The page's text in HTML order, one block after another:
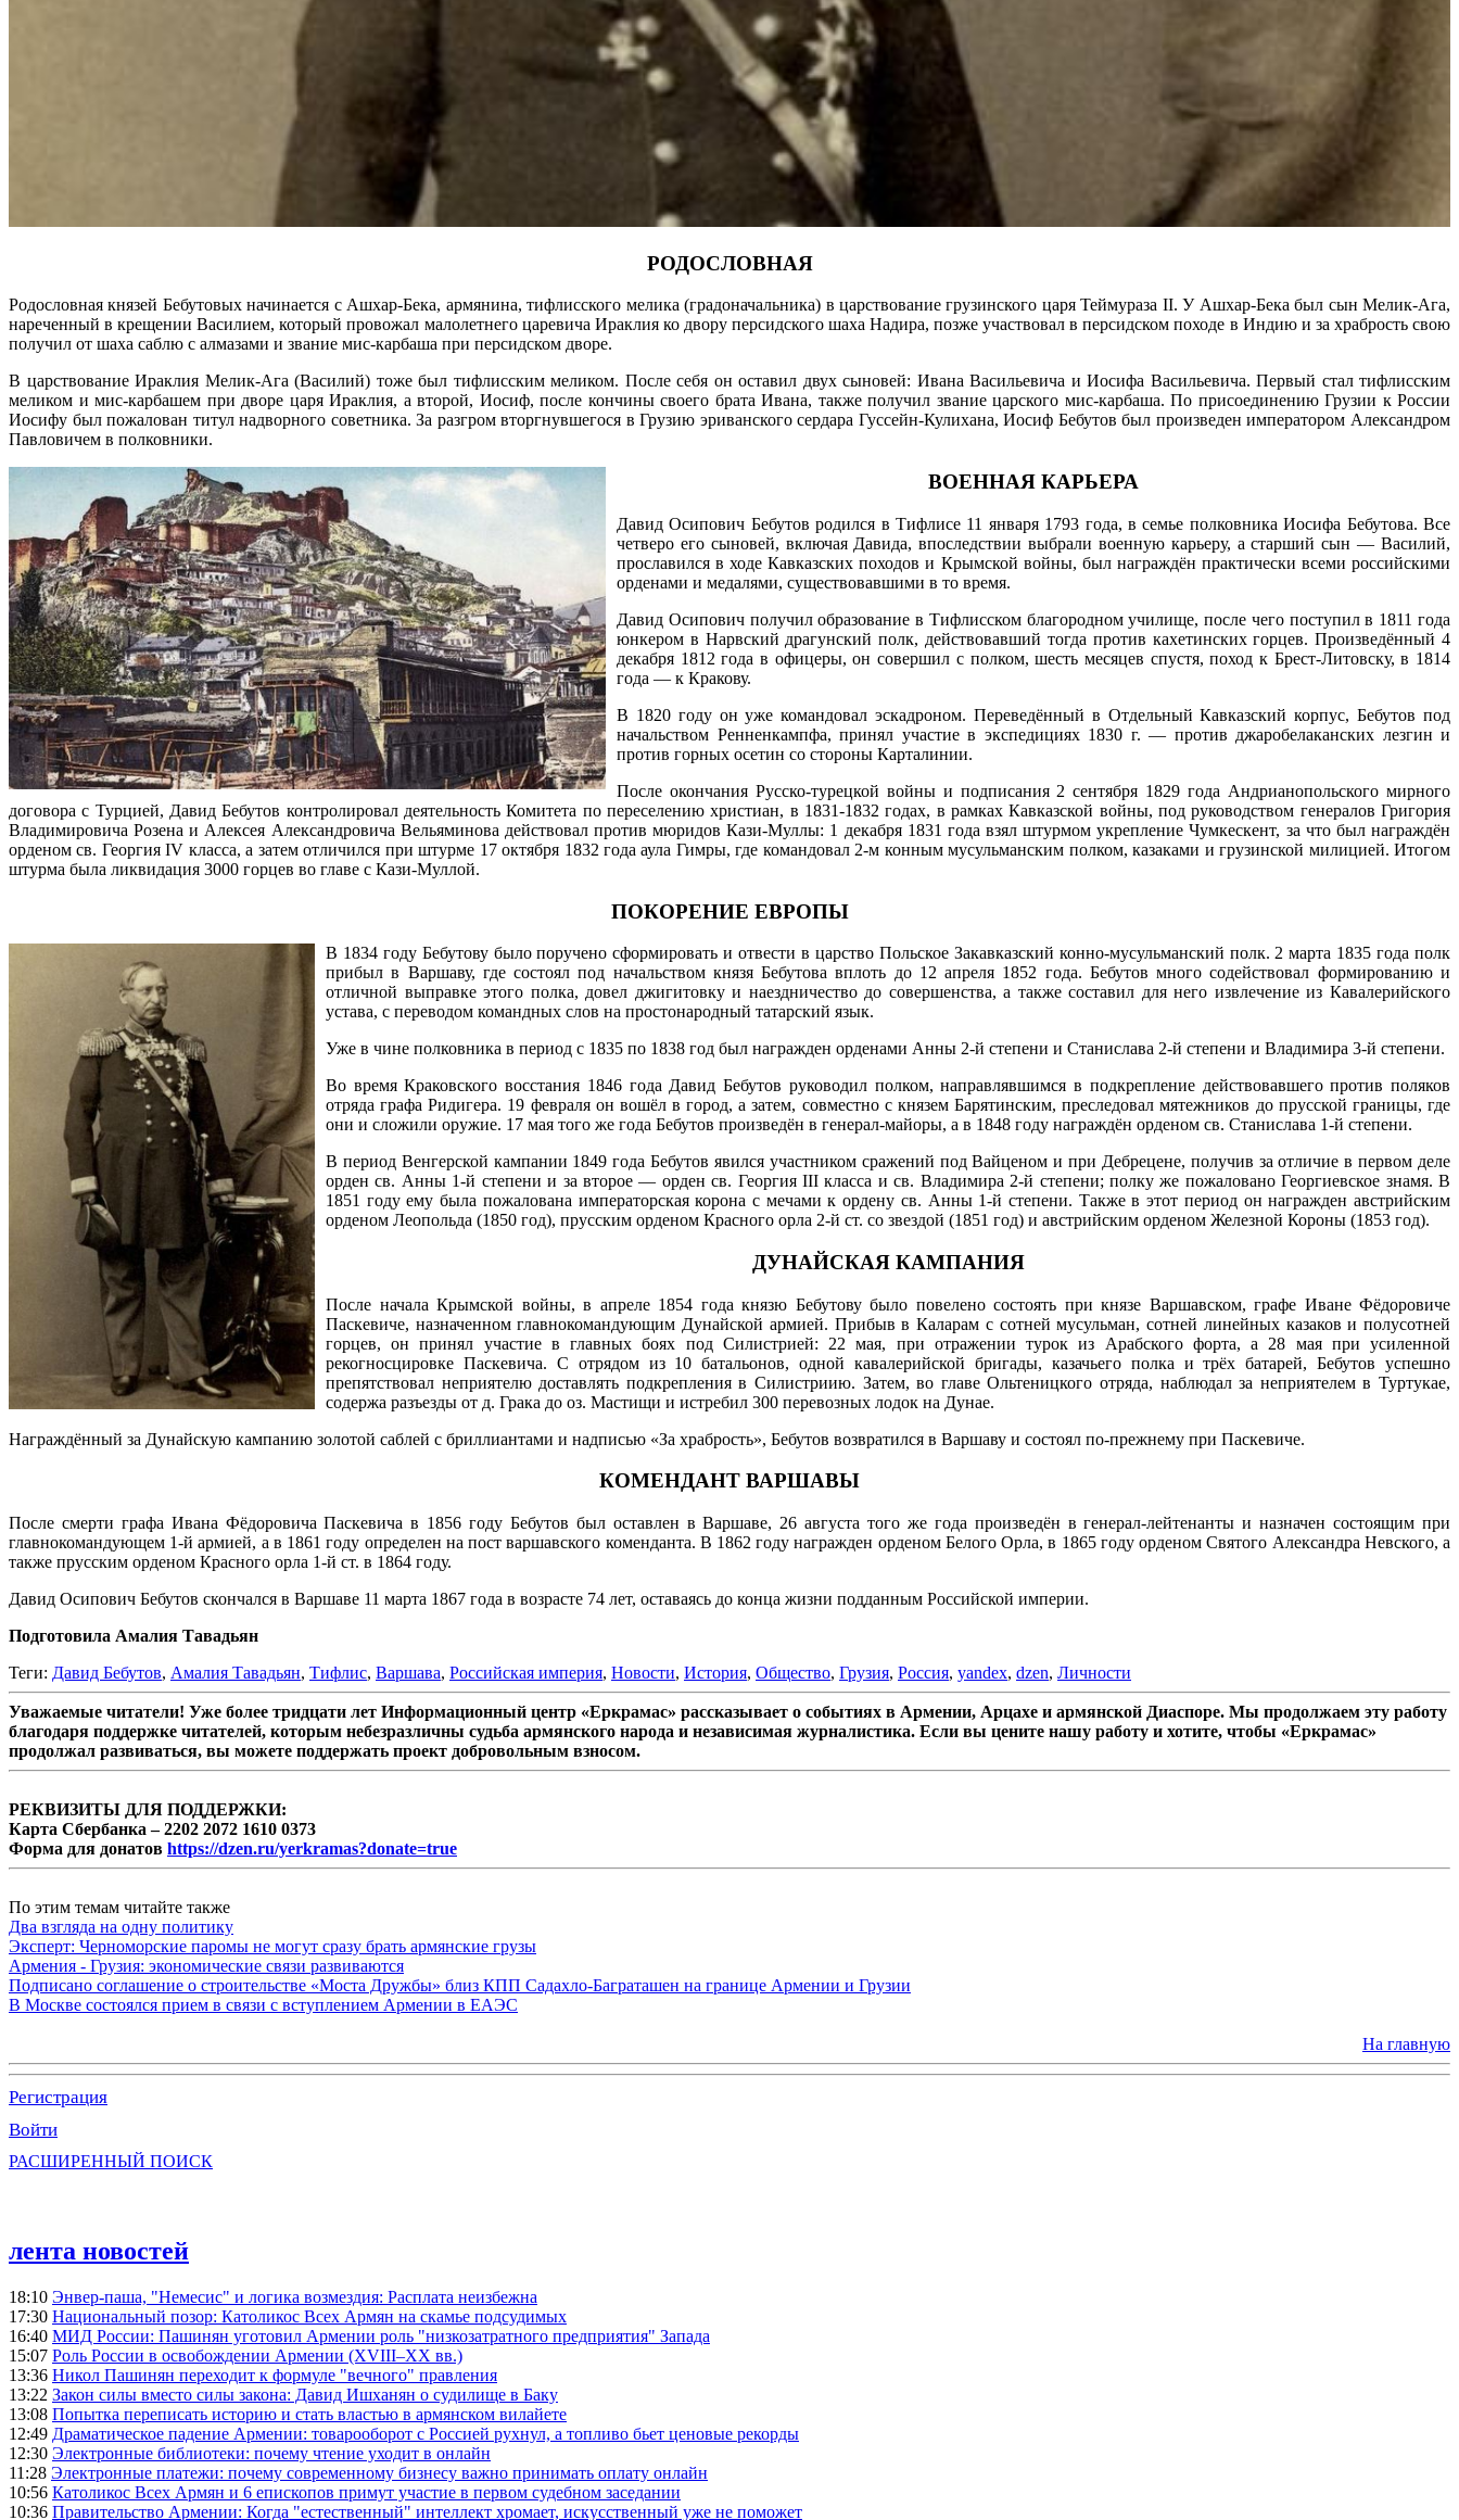
РОДОСЛОВНАЯ
Родословная князей Бебутовых начинается с Ашхар-Бека, армянина, тифлисского мелика (градоначальника) в царствование грузинского царя Теймураза II. У Ашхар-Бека был сын Мелик-Ага,
нареченный в крещении Василием, который провожал малолетнего царевича Ираклия ко двору персидского шаха Надира, позже участвовал в персидском походе в Индию и за храбрость свою
получил от шаха саблю с алмазами и звание мис-карбаша при персидском дворе.
В царствование Ираклия Мелик-Ага (Василий) тоже был тифлисским меликом. После себя он оставил двух сыновей: Ивана Васильевича и Иосифа Васильевича. Первый стал тифлисским
меликом и мис-карбашем при дворе царя Ираклия, а второй, Иосиф, после кончины своего брата Ивана, также получил звание царского мис-карбаша. По присоединению Грузии к России
Иосифу был пожалован титул надворного советника. За разгром вторгнувшегося в Грузию эриванского сердара Гуссейн-Кулихана, Иосиф Бебутов был произведен императором Александром
Павловичем в полковники.
ВОЕННАЯ КАРЬЕРА
Давид Осипович Бебутов родился в Тифлисе 11 января 1793 года, в семье полковника Иосифа Бебутова. Все
четверо его сыновей, включая Давида, впоследствии выбрали военную карьеру, а старший сын — Василий,
прославился в ходе Кавказских походов и Крымской войны, был награждён практически всеми российскими
орденами и медалями, существовавшими в то время.
Давид Осипович получил образование в Тифлисском благородном училище, после чего поступил в 1811 года
юнкером в Нарвский драгунский полк, действовавший тогда против кахетинских горцев. Произведённый 4
декабря 1812 года в офицеры, он совершил с полком, шесть месяцев спустя, поход к Брест-Литовску, в 1814
года — к Кракову.
В 1820 году он уже командовал эскадроном. Переведённый в Отдельный Кавказский корпус, Бебутов под
начальством Ренненкампфа, принял участие в экспедициях 1830 г. — против джаробелаканских лезгин и
против горных осетин со стороны Карталинии.
После окончания Русско-турецкой войны и подписания 2 сентября 1829 года Андрианопольского мирного
договора с Турцией, Давид Бебутов контролировал деятельность Комитета по переселению христиан, в 1831-1832 годах, в рамках Кавказской войны, под руководством генералов Григория
Владимировича Розена и Алексея Александровича Вельяминова действовал против мюридов Кази-Муллы: 1 декабря 1831 года взял штурмом укрепление Чумкескент, за что был награждён
орденом св. Георгия IV класса, а затем отличился при штурме 17 октября 1832 года аула Гимры, где командовал 2-м конным мусульманским полком, казаками и грузинской милицией. Итогом
штурма была ликвидация 3000 горцев во главе с Кази-Муллой.
ПОКОРЕНИЕ ЕВРОПЫ
В 1834 году Бебутову было поручено сформировать и отвести в царство Польское Закавказский конно-мусульманский полк. 2 марта 1835 года полк
прибыл в Варшаву, где состоял под начальством князя Бебутова вплоть до 12 апреля 1852 года. Бебутов много содействовал формированию и
отличной выправке этого полка, довел джигитовку и наездничество до совершенства, а также составил для него извлечение из Кавалерийского
устава, с переводом командных слов на простонародный татарский язык.
Уже в чине полковника в период с 1835 по 1838 год был награжден орденами Анны 2-й степени и Станислава 2-й степени и Владимира 3-й степени.
Во время Краковского восстания 1846 года Давид Бебутов руководил полком, направлявшимся в подкрепление действовавшего против поляков
отряда графа Ридигера. 19 февраля он вошёл в город, a затем, совместно с князем Барятинским, преследовал мятежников до прусской границы, где
они и сложили оружие. 17 мая того же года Бебутов произведён в генерал-майоры, а в 1848 году награждён орденом св. Станислава 1-й степени.
В период Венгерской кампании 1849 года Бебутов явился участником сражений под Вайценом и при Дебрецене, получив за отличие в первом деле
орден св. Анны 1-й степени и за второе — орден св. Георгия III класса и св. Владимира 2-й степени; полку же пожаловано Георгиевское знамя. В
1851 году ему была пожалована императорская корона с мечами к ордену св. Анны 1-й степени. Также в этот период он награжден австрийским
орденом Леопольда (1850 год), прусским орденом Красного орла 2-й ст. со звездой (1851 год) и австрийским орденом Железной Короны (1853 год).
ДУНАЙСКАЯ КАМПАНИЯ
После начала Крымской войны, в апреле 1854 года князю Бебутову было повелено состоять при князе Варшавском, графе Иване Фёдоровиче
Паскевиче, назначенном главнокомандующим Дунайской армией. Прибыв в Каларам с сотней мусульман, сотней линейных казаков и полусотней
горцев, он принял участие в главных боях под Силистрией: 22 мая, при отражении турок из Арабского форта, a 28 мая при усиленной
рекогносцировке Паскевича. С отрядом из 10 батальонов, одной кавалерийской бригады, казачьего полка и трёх батарей, Бебутов успешно
препятствовал неприятелю доставлять подкрепления в Силистриию. Затем, во главе Ольтеницкого отряда, наблюдал за неприятелем в Туртукае,
содержа разъезды от д. Грака до оз. Мастищи и истребил 300 перевозных лодок на Дунае.
Награждённый за Дунайскую кампанию золотой саблей с бриллиантами и надписью «За храбрость», Бебутов возвратился в Варшаву и состоял по-прежнему при Паскевиче.
КОМЕНДАНТ ВАРШАВЫ
После смерти графа Ивана Фёдоровича Паскевича в 1856 году Бебутов был оставлен в Варшаве, 26 августа того же года произведён в генерал-лейтенанты и назначен состоящим при
главнокомандующем 1-й армией, а в 1861 году определен на пост варшавского коменданта. В 1862 году награжден орденом Белого Орла, в 1865 году орденом Святого Александра Невского, а
также прусским орденом Красного орла 1-й ст. в 1864 году.
Давид Осипович Бебутов скончался в Варшаве 11 марта 1867 года в возрасте 74 лет, оставаясь до конца жизни подданным Российской империи.
Подготовила Амалия Тавадьян
Теги: Давид Бебутов, Амалия Тавадьян, Тифлис, Варшава, Российская империя, Новости, История, Общество, Грузия, Россия, yandex, dzen, Личности
Уважаемые читатели! Уже более тридцати лет Информационный центр «Еркрамас» рассказывает о событиях в Армении, Арцахе и армянской Диаспоре. Мы продолжаем эту работу
благодаря поддержке читателей, которым небезразличны судьба армянского народа и независимая журналистика. Если вы цените нашу работу и хотите, чтобы «Еркрамас»
продолжал развиваться, вы можете поддержать проект добровольным взносом.
РЕКВИЗИТЫ ДЛЯ ПОДДЕРЖКИ:
Карта Сбербанка – 2202 2072 1610 0373
Форма для донатов https://dzen.ru/yerkramas?donate=true
По этим темам читайте также
Два взгляда на одну политику
Эксперт: Черноморские паромы не могут сразу брать армянские грузы
Армения - Грузия: экономические связи развиваются
Подписано соглашение о строительстве «Моста Дружбы» близ КПП Садахло-Баграташен на границе Армении и Грузии
В Москве состоялся прием в связи с вступлением Армении в ЕАЭС
На главную
Регистрация
Войти
РАСШИРЕННЫЙ ПОИСК
лента новостей
18:10 Энвер-паша, "Немесис" и логика возмездия: Расплата неизбежна
17:30 Национальный позор: Католикос Всех Армян на скамье подсудимых
16:40 МИД России: Пашинян уготовил Армении роль "низкозатратного предприятия" Запада
15:07 Роль России в освобождении Армении (XVIII–XX вв.)
13:36 Никол Пашинян переходит к формуле "вечного" правления
13:22 Закон силы вместо силы закона: Давид Ишханян о судилище в Баку
13:08 Попытка переписать историю и стать властью в армянском вилайете
12:49 Драматическое падение Армении: товарооборот с Россией рухнул, а топливо бьет ценовые рекорды
12:30 Электронные библиотеки: почему чтение уходит в онлайн
11:28 Электронные платежи: почему современному бизнесу важно принимать оплату онлайн
10:56 Католикос Всех Армян и 6 епископов примут участие в первом судебном заседании
10:36 Правительство Армении: Когда "естественный" интеллект хромает, искусственный уже не поможет